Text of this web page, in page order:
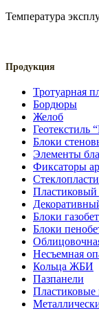
Температура
Продукция
Тротуарная
Бордюры
Желоб
Геотекстиль
Блоки
Элементы
Фиксаторы
Пластиковый
Блоки
Блоки
Несъемная
Кольца ЖБИ
Пазпанели
Пластиковые